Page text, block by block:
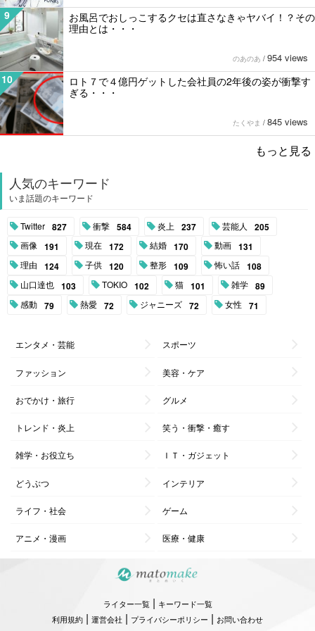
9
お風呂でおしっこするクセは直さなきゃヤバイ！？その
理由とは・・・
のあのあ / 954 views
10
ロト７で４億円ゲットした会社員の2年後の姿が衝撃す
ぎる・・・
たくやま / 845 views
もっと見る
人気のキーワード
いま話題のキーワード
Twitter 827 衝撃 584 炎上 237 芸能人 205
画像 191 現在 172 結婚 170 動画 131
理由 124 子供 120 整形 109 怖い話 108
山口達也 103 TOKIO 102 猫 101 雑学 89
感動 79 熱愛 72 ジャニーズ 72 女性 71
エンタメ・芸能 スポーツ
ファッション 美容・ケア
おでかけ・旅行 グルメ
トレンド・炎上 笑う・衝撃・癒す
雑学・お役立ち ＩＴ・ガジェット
どうぶつ インテリア
ライフ・社会 ゲーム
アニメ・漫画 医療・健康
ライター一覧| キーワード一覧
利用規約 | 運営会社 | プライバシーポリシー | お問い合わせ